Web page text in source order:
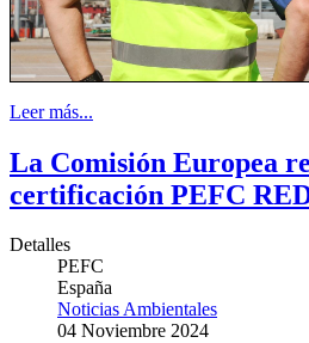
Leer más...
La Comisión Europea
certificación PEFC
Detalles
PEFC
España
Noticias Ambientales
04 Noviembre 2024